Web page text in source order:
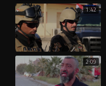
1:42
2:09